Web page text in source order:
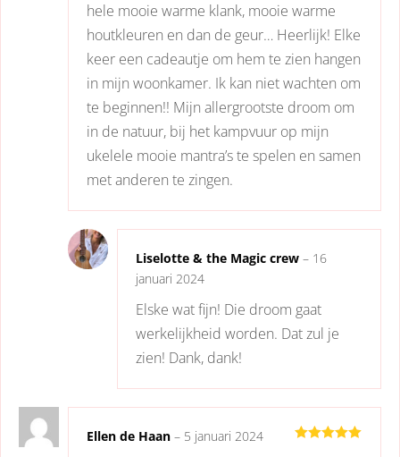
hele mooie warme klank, mooie warme
houtkleuren en dan de geur… Heerlijk! Elke
keer een cadeautje om hem te zien hangen
in mijn woonkamer. Ik kan niet wachten om
te beginnen!! Mijn allergrootste droom om
in de natuur, bij het kampvuur op mijn
ukelele mooie mantra’s te spelen en samen
met anderen te zingen.
Liselotte & the Magic crew – 16
januari 2024
Elske wat fijn! Die droom gaat
werkelijkheid worden. Dat zul je
zien! Dank, dank!
Ellen de Haan – 5 januari 2024